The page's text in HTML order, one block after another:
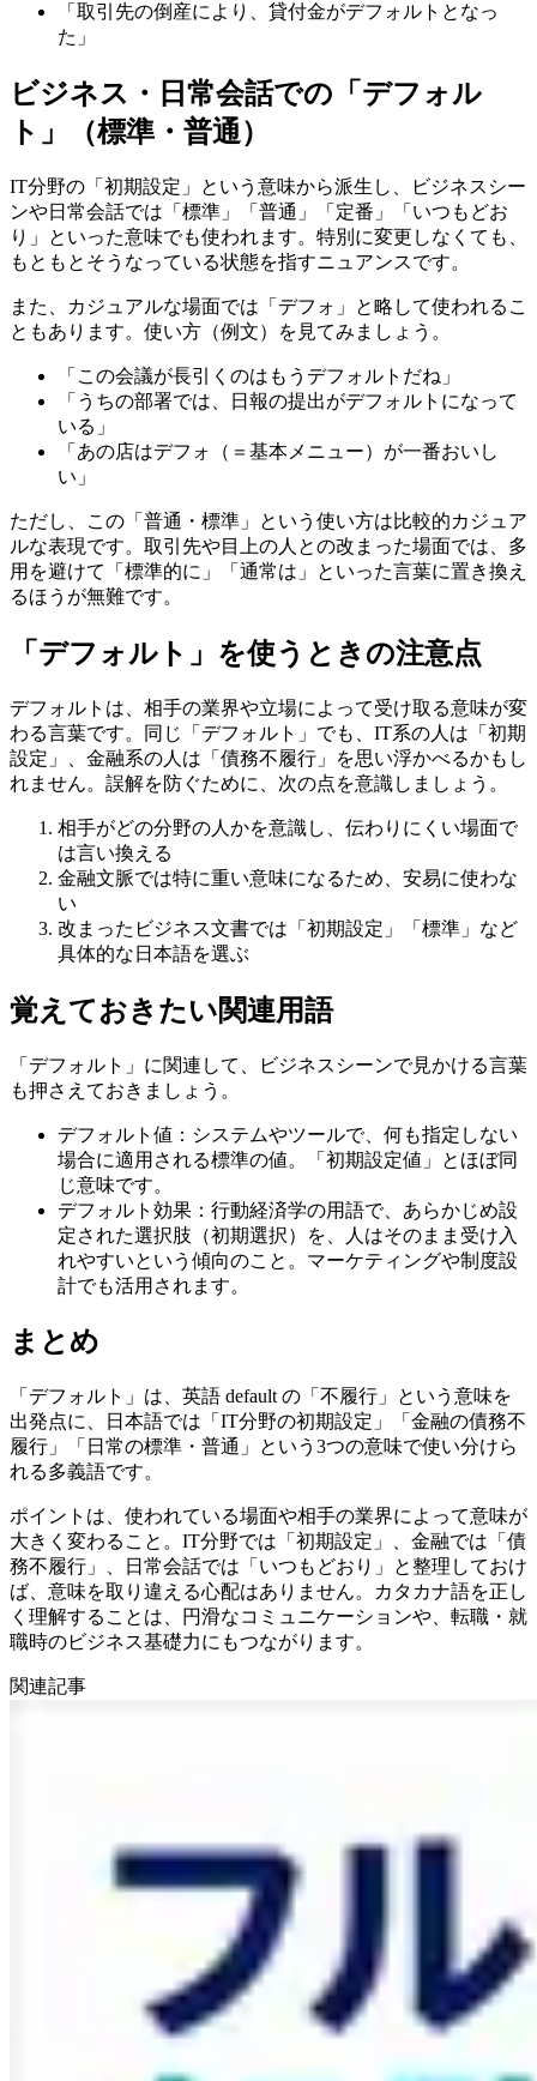
「取引先の倒産により、貸付金がデフォルトとなっ
た」
ビジネス・日常会話での「デフォル
ト」（標準・普通）
IT分野の「初期設定」という意味から派生し、ビジネスシー
ンや日常会話では「標準」「普通」「定番」「いつもどお
り」といった意味でも使われます。特別に変更しなくても、
もともとそうなっている状態を指すニュアンスです。
また、カジュアルな場面では「デフォ」と略して使われるこ
ともあります。使い方（例文）を見てみましょう。
「この会議が長引くのはもうデフォルトだね」
「うちの部署では、日報の提出がデフォルトになって
いる」
「あの店はデフォ（＝基本メニュー）が一番おいし
い」
ただし、この「普通・標準」という使い方は比較的カジュア
ルな表現です。取引先や目上の人との改まった場面では、多
用を避けて「標準的に」「通常は」といった言葉に置き換え
るほうが無難です。
「デフォルト」を使うときの注意点
デフォルトは、相手の業界や立場によって受け取る意味が変
わる言葉です。同じ「デフォルト」でも、IT系の人は「初期
設定」、金融系の人は「債務不履行」を思い浮かべるかもし
れません。誤解を防ぐために、次の点を意識しましょう。
相手がどの分野の人かを意識し、伝わりにくい場面で
は言い換える
金融文脈では特に重い意味になるため、安易に使わな
い
改まったビジネス文書では「初期設定」「標準」など
具体的な日本語を選ぶ
覚えておきたい関連用語
「デフォルト」に関連して、ビジネスシーンで見かける言葉
も押さえておきましょう。
デフォルト値：システムやツールで、何も指定しない
場合に適用される標準の値。「初期設定値」とほぼ同
じ意味です。
デフォルト効果：行動経済学の用語で、あらかじめ設
定された選択肢（初期選択）を、人はそのまま受け入
れやすいという傾向のこと。マーケティングや制度設
計でも活用されます。
まとめ
「デフォルト」は、英語 default の「不履行」という意味を
出発点に、日本語では「IT分野の初期設定」「金融の債務不
履行」「日常の標準・普通」という3つの意味で使い分けら
れる多義語です。
ポイントは、使われている場面や相手の業界によって意味が
大きく変わること。IT分野では「初期設定」、金融では「債
務不履行」、日常会話では「いつもどおり」と整理しておけ
ば、意味を取り違える心配はありません。カタカナ語を正し
く理解することは、円滑なコミュニケーションや、転職・就
職時のビジネス基礎力にもつながります。
関連記事